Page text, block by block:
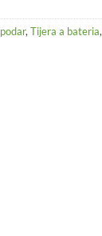
podar, Tijera a bateria,